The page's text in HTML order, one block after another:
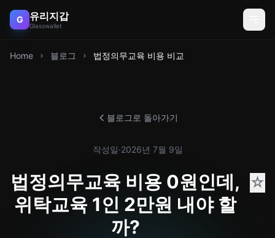
G 유리지갑
Glasswallet
Home 블로그 법정의무교육 비용 비교
블로그로 돌아가기
작성일·2026년 7월 9일
법정의무교육 비용 0원인데,
위탁교육 1인 2만원 내야 할
까?
☆